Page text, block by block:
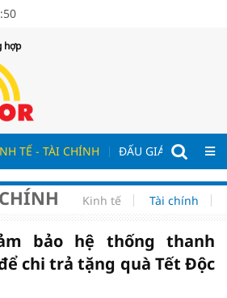
hợp
TẾ - TÀI CHÍNH ĐẤU GIÁ - ĐẤU
Kinh tế Tài chính
bảo hệ thống thanh
chi trả tặng quà Tết Độc